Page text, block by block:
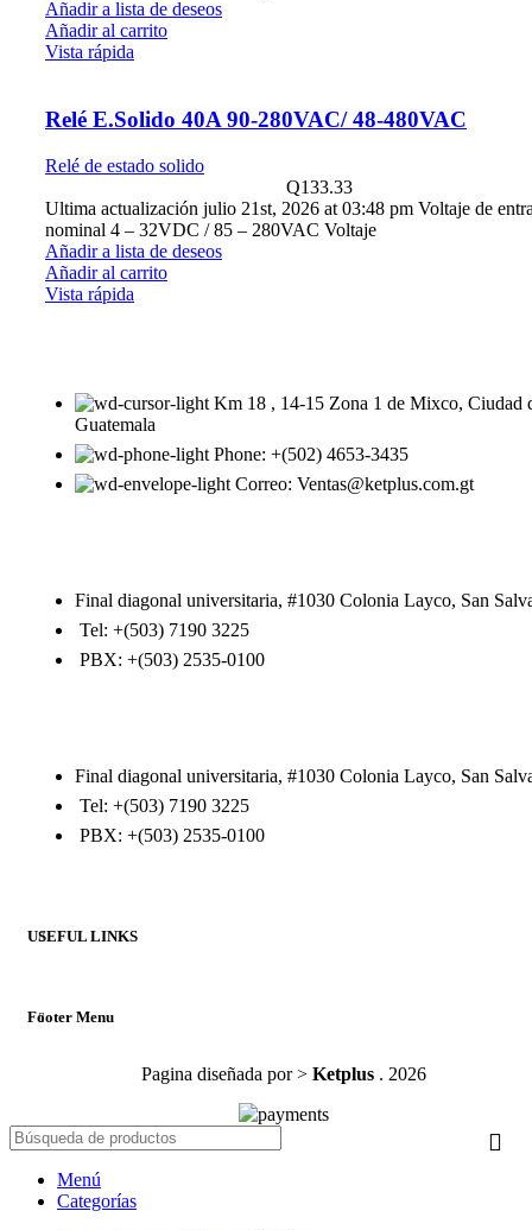
Añadir a lista de deseos
Añadir al carrito
Vista rápida
Relé E.Solido 40A 90-280VAC/ 48-480VAC
Relé de estado solido
Q133.33
Ultima actualización julio 21st, 2026 at 03:48 pm Voltaje de
nominal 4 – 32VDC / 85 – 280VAC Voltaje
Añadir a lista de deseos
Añadir al carrito
Vista rápida
Km 18 , 14-15 Zona 1 de Mixco, Ciudad
Guatemala
Phone: +(502) 4653-3435
Correo: Ventas@ketplus.com.gt
Final diagonal universitaria, #1030 Colonia Layco, San
Tel: +(503) 7190 3225
PBX: +(503) 2535-0100
Final diagonal universitaria, #1030 Colonia Layco, San
Tel: +(503) 7190 3225
PBX: +(503) 2535-0100
USEFUL LINKS
Footer Menu
Pagina diseñada por > Ketplus . 2026
Menú
Categorías